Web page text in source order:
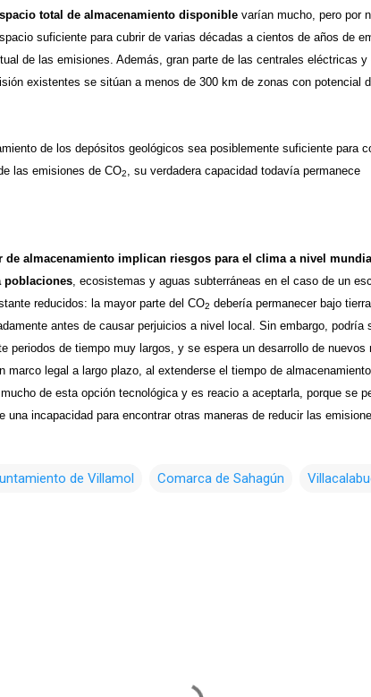
total de almacenamiento disponible varían mucho, pero por
suficiente para cubrir de varias décadas a cientos de años de
de las emisiones. Además, gran parte de las centrales eléctricas y
existentes se sitúan a menos de 300 km de zonas con potencial
de los depósitos geológicos sea posiblemente suficiente para
las emisiones de CO2
, su verdadera capacidad todavía permanece
de almacenamiento implican riesgos para el clima a nivel
poblaciones ecosistemas y aguas subterráneas en el caso de un
reducidos: la mayor parte del CO2 debería permanecer bajo
antes de causar perjuicios a nivel local. Sin embargo, podría
periodos de tiempo muy largos, y se espera un desarrollo de
marco legal a largo plazo, al extenderse el tiempo de
de esta opción tecnológica y es reacio a aceptarla, porque se
una incapacidad para encontrar otras maneras de reducir las
de Villamol Comarca de Sahagún